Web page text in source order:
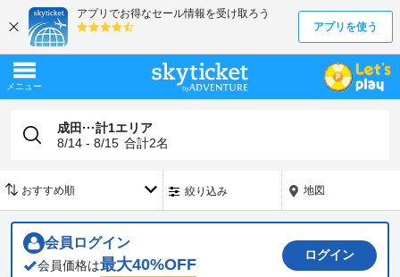
成田···計1エリア
8/14 - 8/15 合計2名
絞り込み 地図
会員ログイン
会員価格は最大40%OFF
ログイン